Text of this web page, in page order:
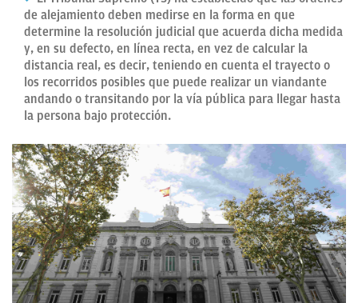
de alejamiento deben medirse en la forma en que
determine la resolución judicial que acuerda dicha medida
y, en su defecto, en línea recta, en vez de calcular la
distancia real, es decir, teniendo en cuenta el trayecto o
los recorridos posibles que puede realizar un viandante
andando o transitando por la vía pública para llegar hasta
la persona bajo protección.